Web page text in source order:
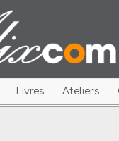
Livres Ateliers